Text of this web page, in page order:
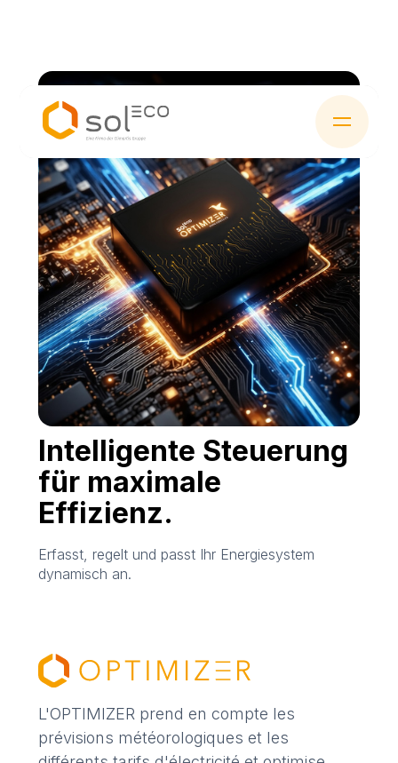
Intelligente Steuerung
für maximale
Effizienz.
Erfasst, regelt und passt Ihr Energiesystem
dynamisch an.
L'OPTIMIZER prend en compte les
prévisions météorologiques et les